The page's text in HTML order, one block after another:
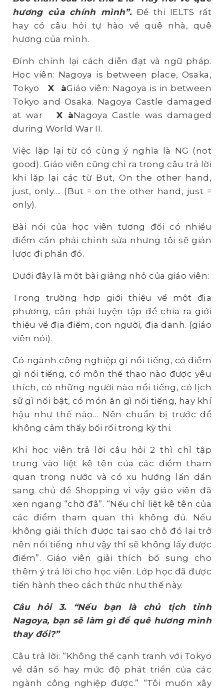
hương của chính mình”.Đề thi IELTS rất
hay có câu hỏi tự hào về quê nhà, quê
hương của mình.
Đính chính lại cách diễn đạt và ngữ pháp.
Học viên: Nagoya is between place, Osaka,
TokyoX àGiáo viên: Nagoya is in between
Tokyo and Osaka. Nagoya Castle damaged
at war X àNagoya Castle was damaged
during World War II.
Việc lặp lại từ có cùng ý nghĩa là NG (not
good). Giáo viên cũng chỉ ra trong câu trả lời
khi lặp lại các từ But, On the other hand,
just, only…. (But = on the other hand, just =
only).
Bài nói của học viên tương đối có nhiều
điểm cần phải chỉnh sửa nhưng tôi sẽ giản
lược đi phần đó.
Dưới đây là một bài giảng nhỏ của giáo viên:
Trong trường hợp giới thiệu về một địa
phương, cần phải luyện tập để chia ra giới
thiệu về địa điểm, con người, địa danh. (giáo
viên nói).
Có ngành công nghiệp gì nổi tiếng, có điểm
gì nổi tiếng, có môn thể thao nào được yêu
thích, có những người nào nổi tiếng, có lịch
sử gì nổi bật, có món ăn gì nổi tiếng, hay khí
hậu như thế nào… Nên chuẩn bị trước để
không cảm thấy bối rối trong kỳ thi.
Khi học viên trả lời câu hỏi 2 thì chỉ tập
trung vào liệt kê tên của các điểm tham
quan trong nước và có xu hướng lấn dần
sang chủ đề Shopping vì vậy giáo viên đã
xen ngang “chờ đã”. “Nếu chỉ liệt kê tên của
các điểm tham quan thì không đủ. Nếu
không giải thích được tại sao chỗ đó lại trở
nên nổi tiếng như vậy thì sẽ không lấy được
điểm”. Giáo viên giải thích bổ sung cho
thêm ý trả lời cho học viên. Lớp học đã được
tiến hành theo cách thức như thế này.
Câu hỏi 3. “Nếu bạn là chủ tịch tỉnh
Nagoya, bạn sẽ làm gì để quê hương mình
thay đổi?”
Câu trả lời: “Không thể cạnh tranh với Tokyo
về dân số hay mức độ phát triển của các
ngành công nghiệp được.” “Tôi muốn xây